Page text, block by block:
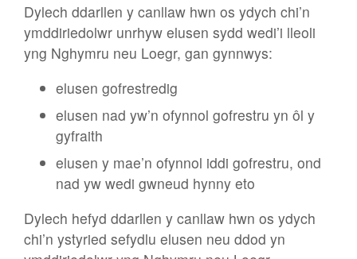
Dylech ddarllen y canllaw hwn os ydych chi’n
ymddiriedolwr unrhyw elusen sydd wedi’i lleoli
yng Nghymru neu Loegr, gan gynnwys:
elusen gofrestredig
elusen nad yw’n ofynnol gofrestru yn ôl y
gyfraith
elusen y mae’n ofynnol iddi gofrestru, ond
nad yw wedi gwneud hynny eto
Dylech hefyd ddarllen y canllaw hwn os ydych
chi’n ystyried sefydlu elusen neu ddod yn